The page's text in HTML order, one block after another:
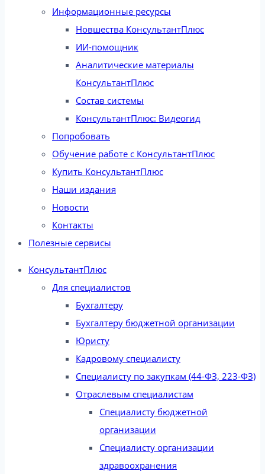
Информационные ресурсы
Новшества КонсультантПлюс
ИИ-помощник
Аналитические материалы
КонсультантПлюс
Состав системы
КонсультантПлюс: Видеогид
Попробовать
Обучение работе с КонсультантПлюс
Купить КонсультантПлюс
Наши издания
Новости
Контакты
Полезные сервисы
КонсультантПлюс
Для специалистов
Бухгалтеру
Бухгалтеру бюджетной организации
Юристу
Кадровому специалисту
Специалисту по закупкам (44-ФЗ, 223-ФЗ)
Отраслевым специалистам
Специалисту бюджетной
организации
Специалисту организации
здравоохранения